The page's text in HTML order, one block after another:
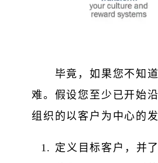
毕竟，如果您不知
难。假设您至少已开始
组织的以客户为中心的
定义目标客户，并